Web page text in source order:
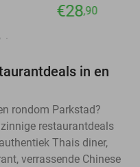
€28,90
in en
rondom Parkstad?
restaurantdeals
Thais diner,
verrassende Chinese